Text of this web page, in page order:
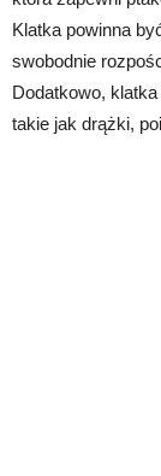
Klatka powinna
swobodnie
Dodatkowo,
takie jak drążki,